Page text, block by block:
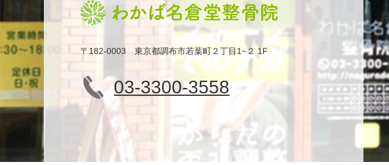
〒182-0003 東京都調布市若葉町２丁目1−２ 1F
03-3300-3558